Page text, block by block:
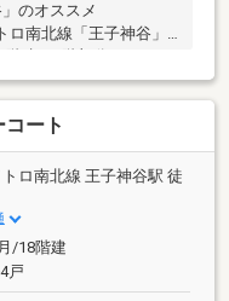
のオススメ
南北線「王子神谷」
ッグコミュニティ。
室と一体で使う事も可
シンク有。■車の出し
キッズルームやパーテ
◎■大切なペットと一
■周辺環境・セブンイレ
37m)・北区立王子第
区立神谷堀公園 徒歩1
ート
ロ南北線 王子神谷駅 徒
/18階建
戸